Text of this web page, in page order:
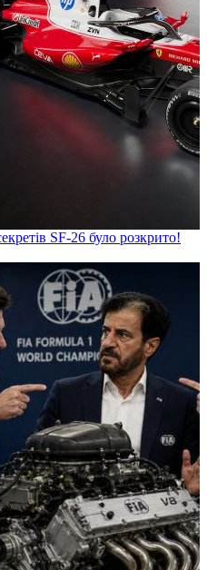
SF-26 було розкрито!